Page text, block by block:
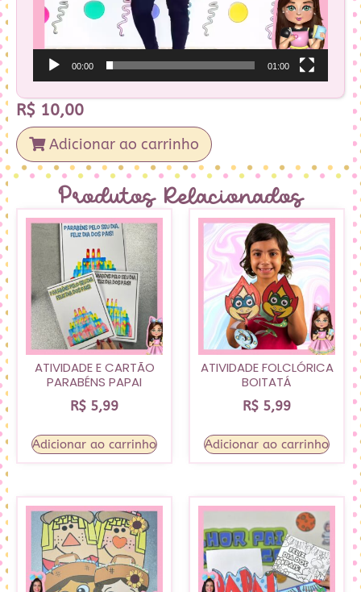
00:00 01:00
R$ 10,00
Adicionar ao carrinho
Produtos Relacionados
ATIVIDADE E CARTÃO
PARABÉNS PAPAI
R$ 5,99
Adicionar ao carrinho
ATIVIDADE FOLCLÓRICA
BOITATÁ
R$ 5,99
Adicionar ao carrinho